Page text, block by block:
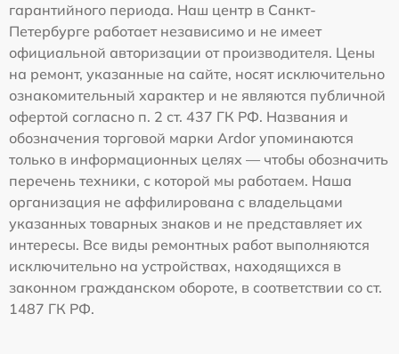
гарантийного периода. Наш центр в Санкт-
Петербурге работает независимо и не имеет
официальной авторизации от производителя. Цены
на ремонт, указанные на сайте, носят исключительно
ознакомительный характер и не являются публичной
офертой согласно п. 2 ст. 437 ГК РФ. Названия и
обозначения торговой марки Ardor упоминаются
только в информационных целях — чтобы обозначить
перечень техники, с которой мы работаем. Наша
организация не аффилирована с владельцами
указанных товарных знаков и не представляет их
интересы. Все виды ремонтных работ выполняются
исключительно на устройствах, находящихся в
законном гражданском обороте, в соответствии со ст.
1487 ГК РФ.